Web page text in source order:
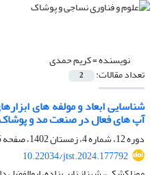
نویسنده =کریم حمدی
تعداد مقالات: 2
شناسایی ابعاد و مولفه های
آپ های فعال در صنعت مد و
دوره 12، شماره 4، زمستان 1402، صفحه
10.22034/jtst.2024.177792